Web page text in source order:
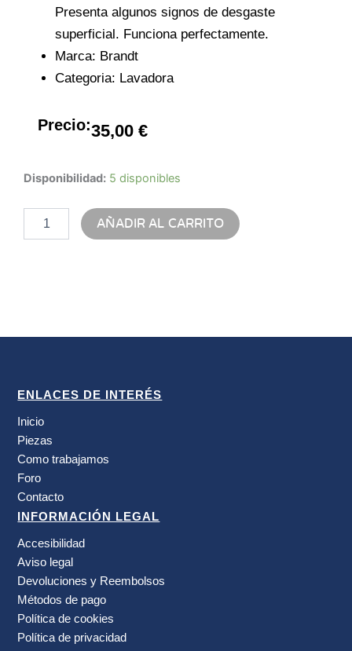
Presenta algunos signos de desgaste
superficial. Funciona perfectamente.
Marca: Brandt
Categoria: Lavadora
Precio:35,00 €
Disponibilidad: 5 disponibles
PESTILLO
cantidad
AÑADIR AL CARRITO
ENLACES DE INTERÉS
Inicio
Piezas
Como trabajamos
Foro
Contacto
INFORMACIÓN LEGAL
Accesibilidad
Aviso legal
Devoluciones y Reembolsos
Métodos de pago
Política de cookies
Política de privacidad